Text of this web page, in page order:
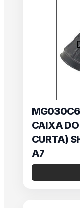
CAIXA DO
CURTA)
A7